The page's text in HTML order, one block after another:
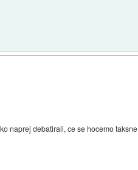
naprej debatirali, ce se hocemo taksne